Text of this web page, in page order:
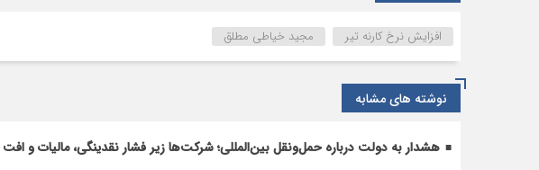
۱۲۰٪
کارنه‌تیر،
ترانزیت
را
می
افزایش نرخ کارنه تیر مجید خیاطی مطلق
نوشته های مشابه
هشدار به دولت درباره حمل‌ونقل بین‌المللی؛ شرکت‌ها زیر فشار نقدینگی، مالیات و